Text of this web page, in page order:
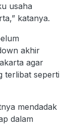
usaha
katanya.
akhir
agar
terlibat seperti
mendadak
dalam